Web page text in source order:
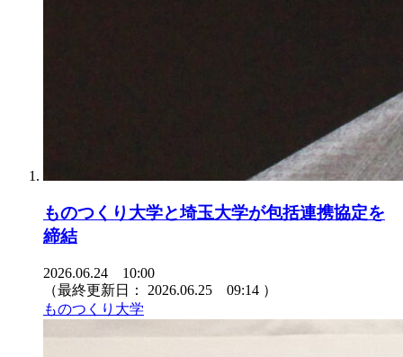
ものつくり大学と埼玉大学が包括連携協定を
締結
2026.06.24 10:00
（最終更新日： 2026.06.25 09:14 ）
ものつくり大学